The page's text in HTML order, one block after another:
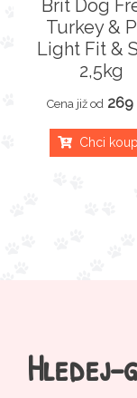
Brit Dog
Turkey &
Light Fit &
2,5kg
Cena již od 269
Chci
Hledej-